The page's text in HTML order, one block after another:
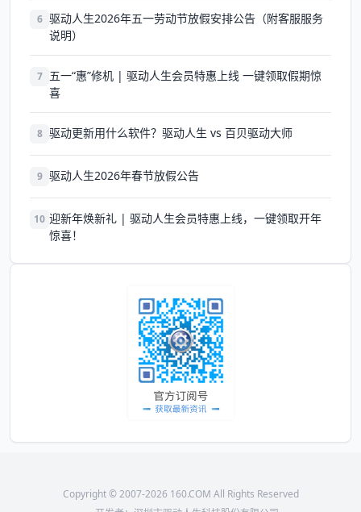
6 驱动人生2026年五一劳动节放假安排公告（附客服服务
说明）
7 五一“惠”修机 | 驱动人生会员特惠上线 一键领取假期惊
喜
8 驱动更新用什么软件？驱动人生 vs 百贝驱动大师
9 驱动人生2026年春节放假公告
10 迎新年焕新礼 | 驱动人生会员特惠上线，一键领取开年
惊喜！
Copyright © 2007-2026 160.COM All Rights Reserved